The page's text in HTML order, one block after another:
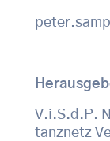
V.i.S.d.P.
tanznetz